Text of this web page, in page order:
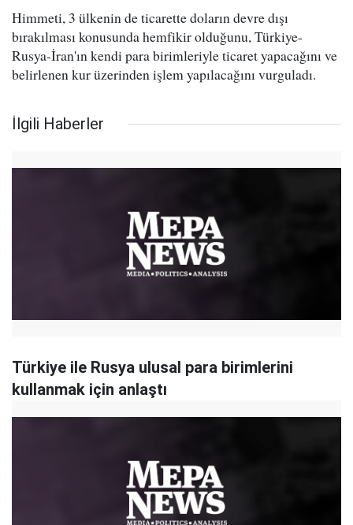
Himmeti, 3 ülkenin de ticarette doların devre dışı
bırakılması konusunda hemfikir olduğunu, Türkiye-
Rusya-İran'ın kendi para birimleriyle ticaret yapacağını ve
belirlenen kur üzerinden işlem yapılacağını vurguladı.
İlgili Haberler
Türkiye ile Rusya ulusal para birimlerini
kullanmak için anlaştı